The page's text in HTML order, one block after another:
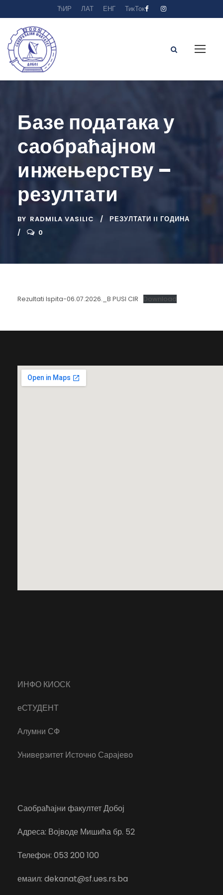
ЋИР ЛАТ ЕНГ ТикТок
Базе података у
саобраћајном
инжењерству –
резултати
BY RADMILA VASILIC
РЕЗУЛТАТИ II ГОДИНА
0
Rezultati Ispita-06.07.2026._B PUSI CIR Download
ИНФО КИОСК
еСТУДЕНТ
Алумни СФ
Универзитет Источно Сарајево
Саобраћајни факултет Добој
Адреса: Војводе Мишића бр. 52
Телефон: 053 200 100
емаил: dekanat@sf.ues.rs.ba